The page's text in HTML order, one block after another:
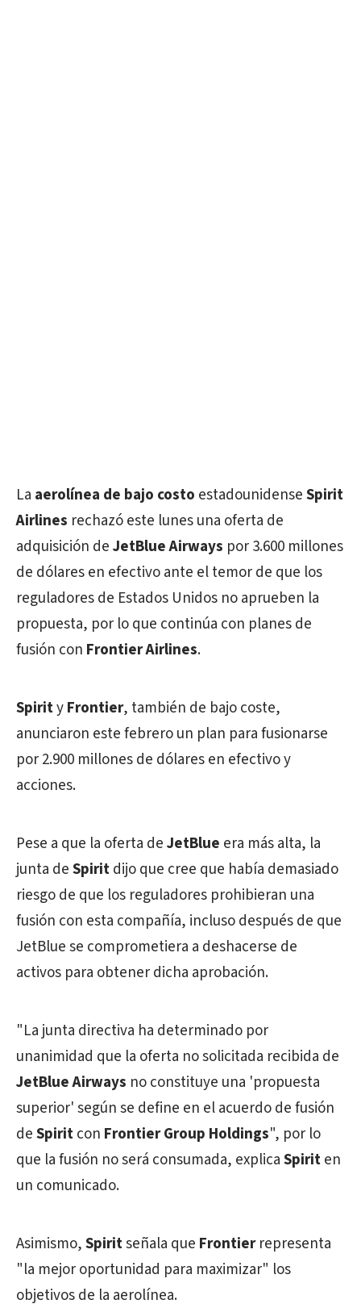
La aerolínea de bajo costo estadounidenseSpirit
Airlines rechazó este lunes una oferta de
adquisición deJetBlue Airways por 3.600 millones
de dólares en efectivo ante el temor de que los
reguladores de Estados Unidos no aprueben la
propuesta, por lo que continúa con planes de
fusión con Frontier Airlines.
SpirityFrontier, también de bajo coste,
anunciaron este febrero un plan para fusionarse
por 2.900 millones de dólares en efectivo y
acciones.
Pese a que la oferta deJetBlue era más alta, la
junta deSpiritdijo que cree que había demasiado
riesgo de que los reguladores prohibieran una
fusión con esta compañía, incluso después de que
JetBlue se comprometiera a deshacerse de
activos para obtener dicha aprobación.
"La junta directiva ha determinado por
unanimidad que la oferta no solicitada recibida de
JetBlue Airways no constituye una 'propuesta
superior' según se define en el acuerdo de fusión
deSpiritcon Frontier Group Holdings", por lo
que la fusión no será consumada, explicaSpiriten
un comunicado.
Asimismo,Spiritseñala que Frontierrepresenta
"la mejor oportunidad para maximizar" los
objetivos de la aerolínea.